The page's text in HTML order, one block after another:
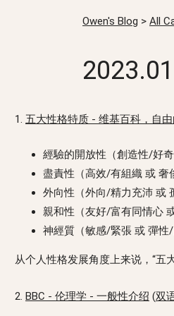
Owen's Blog > All
1. 五大性格特质 - 维基百科，自
經驗的開放性（創造性/好奇
盡責性（高效/有組織 或 奢
外向性（外向/精力充沛 或
親和性（友好/富有同情心
神經質（敏感/緊張 或 彈性
从个人性格发展角度上来说，“五
2. BBC - 伦理学 - 一般性介绍 (双